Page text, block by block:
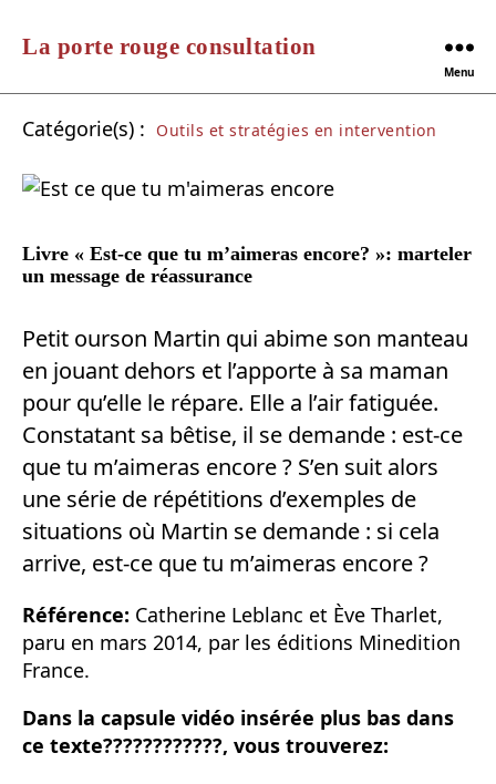
La porte rouge consultation
Menu
Catégorie(s) : Outils et stratégies en intervention
Livre « Est-ce que tu m’aimeras encore? »: marteler
un message de réassurance
Petit ourson Martin qui abime son manteau
en jouant dehors et l’apporte à sa maman
pour qu’elle le répare. Elle a l’air fatiguée.
Constatant sa bêtise, il se demande : est-ce
que tu m’aimeras encore ? S’en suit alors
une série de répétitions d’exemples de
situations où Martin se demande : si cela
arrive, est-ce que tu m’aimeras encore ?
Référence: Catherine Leblanc et Ève Tharlet,
paru en mars 2014, par les éditions Minedition
France.
Dans la capsule vidéo insérée plus bas dans
ce texte????????????, vous trouverez: